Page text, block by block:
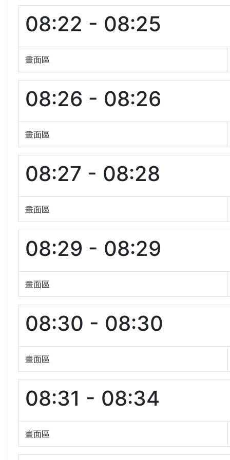
08:22 - 08:25
畫面區
08:26 - 08:26
畫面區
08:27 - 08:28
畫面區
08:29 - 08:29
畫面區
08:30 - 08:30
畫面區
08:31 - 08:34
畫面區